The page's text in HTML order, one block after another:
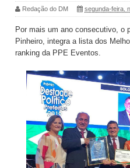
Redação do DM segunda-feira,
Por mais um ano consecutivo, o
Pinheiro, integra a lista dos
ranking da PPE Eventos.